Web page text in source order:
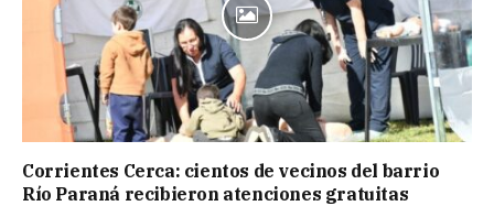
Corrientes Cerca: cientos de vecinos del barrio
Río Paraná recibieron atenciones gratuitas